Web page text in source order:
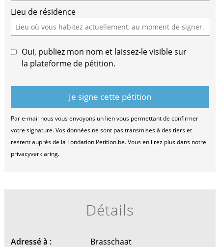
Lieu de résidence
Oui, publiez mon nom et laissez-le visible sur
la plateforme de pétition.
Par e-mail nous vous envoyons un lien vous permettant de confirmer
votre signature. Vos données ne sont pas transmises à des tiers et
restent auprès de la Fondation Petition.be. Vous en lirez plus dans notre
privacyverklaring.
Détails
Adressé à :
Brasschaat